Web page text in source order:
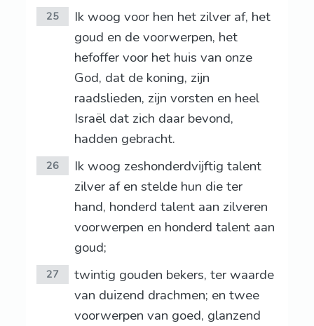
25
Ik woog voor hen het zilver af, het
goud en de voorwerpen, het
hefoffer voor het huis van onze
God, dat de koning, zijn
raadslieden, zijn vorsten en heel
Israël dat zich daar bevond,
hadden gebracht.
26
Ik woog zeshonderdvijftig talent
zilver af en stelde hun die ter
hand, honderd talent aan zilveren
voorwerpen en honderd talent aan
goud;
27
twintig gouden bekers, ter waarde
van duizend drachmen; en twee
voorwerpen van goed, glanzend